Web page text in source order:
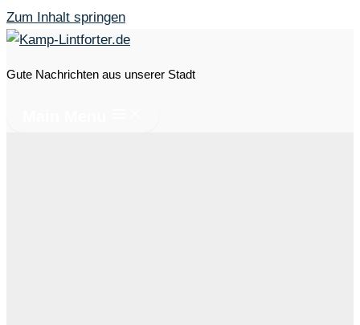
Zum Inhalt springen
Gute Nachrichten aus unserer Stadt